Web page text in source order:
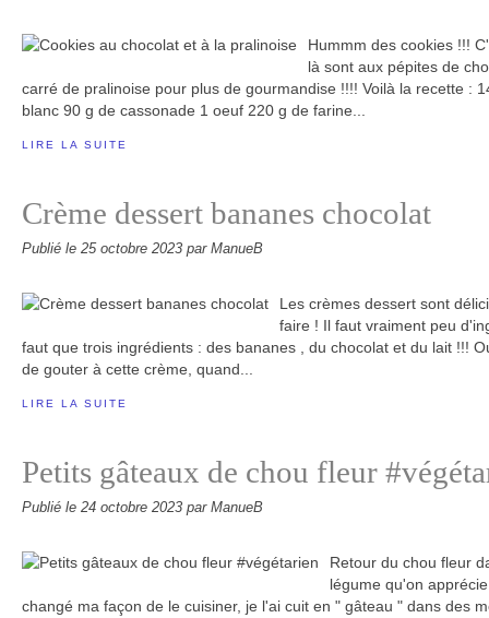
Hummm des cookies !!!
là sont aux pépites de
carré de pralinoise pour plus de gourmandise !!!! Voilà la recette :
blanc 90 g de cassonade 1 oeuf 220 g de farine...
LIRE LA SUITE
Crème dessert bananes chocolat
Publié le 25 octobre 2023 par ManueB
Les crèmes dessert sont
faire ! Il faut vraiment peu
faut que trois ingrédients : des bananes , du chocolat et du lait !!!
de gouter à cette crème, quand...
LIRE LA SUITE
Petits gâteaux de chou fleur
Publié le 24 octobre 2023 par ManueB
Retour du chou fleur
légume qu'on
changé ma façon de le cuisiner, je l'ai cuit en " gâteau " dans des